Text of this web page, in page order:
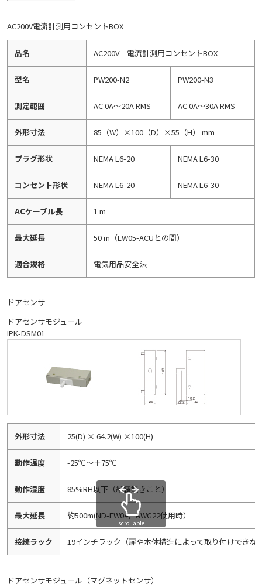
AC200V電流計測用コンセントBOX
品名 AC200V 電流計測用コンセントBOX
型名 PW200-N2 PW200-N3
測定範囲 AC 0A～20A RMS AC 0A～30A RMS
外形寸法 85（W）×100（D）×55（H） mm
プラグ形状 NEMA L6-20 NEMA L6-30
コンセント形状 NEMA L6-20 NEMA L6-30
ACケーブル長 1 m
最大延長 50 m（EW05-ACUとの間）
適合規格 電気用品安全法
ドアセンサ
ドアセンサモジュール
IPK-DSM01
外形寸法 25(D) × 64.2(W) ×100(H)
動作温度 -25℃～＋75℃
動作湿度 85%RH以下（結露無きこと）
最大延長 約500m(ND-EW04，AWG22使用時）
接続ラック 19インチラック（扉や本体構造によって取り付けできな
scrollable
ドアセンサモジュール（マグネットセンサ）